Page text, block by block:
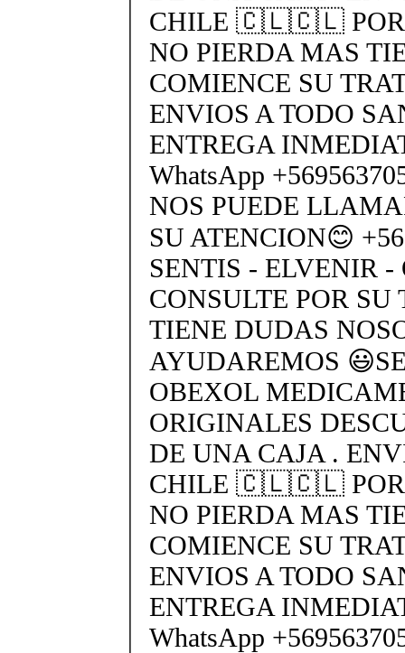
CHILE 🇨🇱🇨🇱 POR
NO PIERDA MAS
COMIENCE SU
ENVIOS A TODO
ENTREGA
WhatsApp
NOS PUEDE
SU ATENCION😊
SENTIS - ELVENIR -
CONSULTE POR
TIENE DUDAS
AYUDAREMOS
OBEXOL
ORIGINALES
DE UNA CAJA .
CHILE 🇨🇱🇨🇱 POR
NO PIERDA MAS
COMIENCE SU
ENVIOS A TODO
ENTREGA
WhatsApp